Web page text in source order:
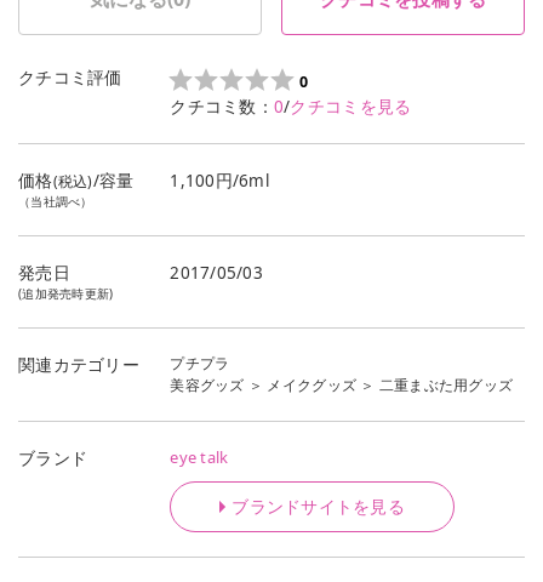
クチコミ評価 0
クチコミ数： 0/クチコミを見る
価格(税込)/容量
（当社調べ）
1,100円/6ml
発売日
(追加発売時更新)
2017/05/03
関連カテゴリー
プチプラ
美容グッズ ＞ メイクグッズ ＞ 二重まぶた用グッズ
ブランド eye talk
ブランドサイトを見る